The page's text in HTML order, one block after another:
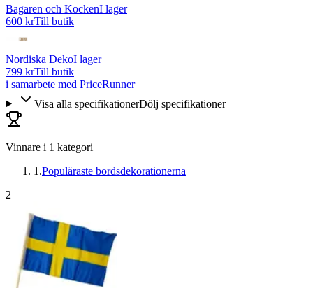
Bagaren och KockenI lager
600 krTill butik
Nordiska DekoI lager
799 krTill butik
i samarbete med PriceRunner
Visa alla specifikationerDölj specifikationer
Vinnare i 1 kategori
1 .Populäraste bordsdekorationerna
2